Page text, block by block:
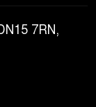
7RN,